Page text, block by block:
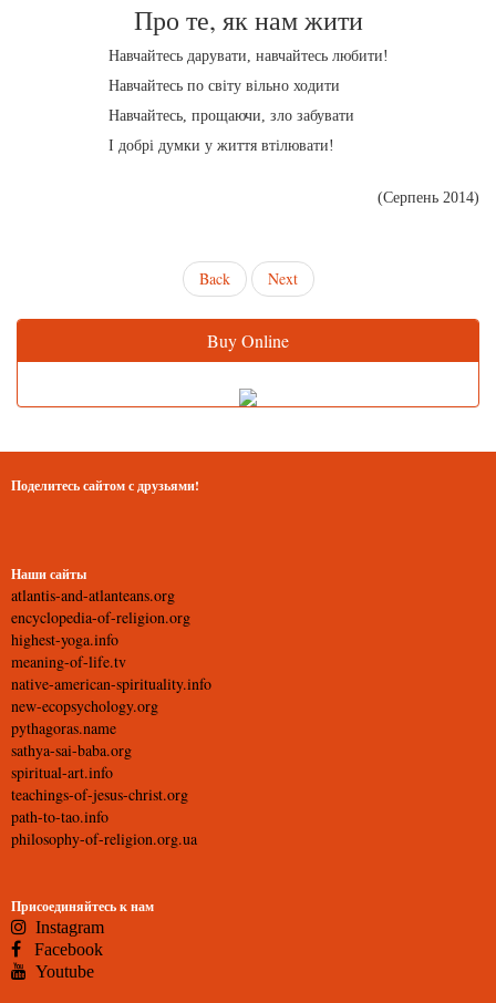
Про те, як нам жити
Навчайтесь дарувати, навчайтесь любити!
Навчайтесь по світу вільно ходити
Навчайтесь, прощаючи, зло забувати
І добрі думки у життя втілювати!
(Серпень 2014)
Back Next
Buy Online
Поделитесь сайтом с друзьями!
Наши сайты
atlantis-and-atlanteans.org
encyclopedia-of-religion.org
highest-yoga.info
meaning-of-life.tv
native-american-spirituality.info
new-ecopsychology.org
pythagoras.name
sathya-sai-baba.org
spiritual-art.info
teachings-of-jesus-christ.org
path-to-tao.info
philosophy-of-religion.org.ua
Присоединяйтесь к нам
Instagram
Facebook
Youtube